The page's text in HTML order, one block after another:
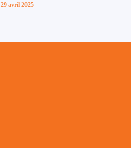
Publié
29 avril 2025